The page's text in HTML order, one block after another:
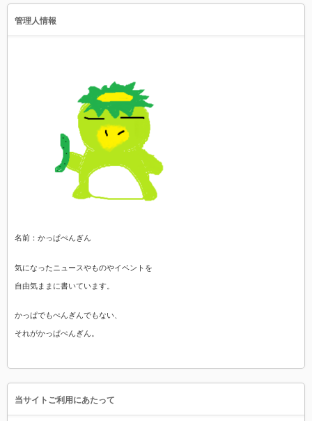
管理人情報
名前：かっぱぺんぎん
気になったニュースやものやイベントを
自由気ままに書いています。
かっぱでもぺんぎんでもない、
それがかっぱぺんぎん。
当サイトご利用にあたって